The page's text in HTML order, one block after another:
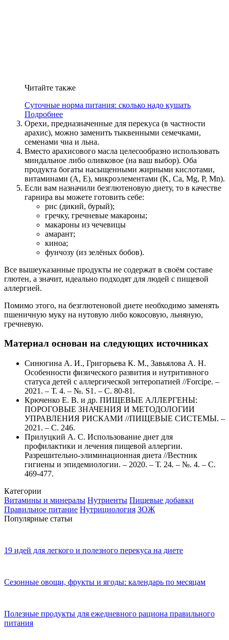
Читайте также
Суточные норма питания: сколько надо кушать
Подробнее
Орехи, предназначенные для перекуса (в частности
арахис), можно заменить тыквенными семечками,
семенами чиа и льна.
Вместо арахисового масла целесообразно использовать
миндальное либо оливковое (на ваш выбор). Оба
продукта богаты насыщенными жирными кислотами,
витаминами (A, E), микроэлементами (K, Ca, Mg, P, Mn).
Если вам назначили безглютеновую диету, то в качестве
гарнира вы можете готовить себе:
рис (дикий, бурый);
гречку, гречневые макароны;
макароны из чечевицы
амарант;
киноа;
фунчозу (из зелёных бобов).
Все вышеуказанные продукты не содержат в своём составе
глютен, а значит, идеально подходят для людей с пищевой
аллергией.
Помимо этого, на безглютеновой диете необходимо заменять
пшеничную муку на нутовую либо кокосовую, льняную,
гречневую.
Материал основан на следующих источниках
Синюгина А. И., Григорьева К. М., Завьялова А. Н.
Особенности физического развития и нутритивного
статуса детей с аллергической энтеропатией //Forcipe. –
2021. – Т. 4. – №. S1. – С. 80-81.
Крюченко Е. В. и др. ПИЩЕВЫЕ АЛЛЕРГЕНЫ:
ПОРОГОВЫЕ ЗНАЧЕНИЯ И МЕТОДОЛОГИИ
УПРАВЛЕНИЯ РИСКАМИ //ПИЩЕВЫЕ СИСТЕМЫ. –
2021. – С. 246.
Прилуцкий А. С. Использование диет для
профилактики и лечения пищевой аллергии.
Разрешительно-элиминационная диета //Вестник
гигиены и эпидемиологии. – 2020. – Т. 24. – №. 4. – С.
469-477.
Категории
Витамины и минералы Нутриенты Пищевые добавки
Правильное питание Нутрициология ЗОЖ
Популярные статьи
19 идей для легкого и полезного перекуса на диете
Сезонные овощи, фрукты и ягоды: календарь по месяцам
Полезные продукты для ежедневного рациона правильного
питания